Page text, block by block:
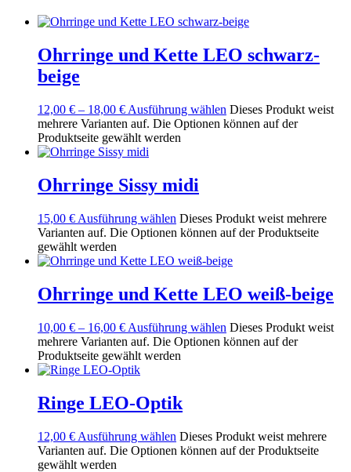
Ohrringe und Kette LEO schwarz-
beige
12,00 € – 18,00 € Ausführung wählen Dieses Produkt weist
mehrere Varianten auf. Die Optionen können auf der
Produktseite gewählt werden
Ohrringe Sissy midi
15,00 € Ausführung wählen Dieses Produkt weist mehrere
Varianten auf. Die Optionen können auf der Produktseite
gewählt werden
Ohrringe und Kette LEO weiß-beige
10,00 € – 16,00 € Ausführung wählen Dieses Produkt weist
mehrere Varianten auf. Die Optionen können auf der
Produktseite gewählt werden
Ringe LEO-Optik
12,00 € Ausführung wählen Dieses Produkt weist mehrere
Varianten auf. Die Optionen können auf der Produktseite
gewählt werden